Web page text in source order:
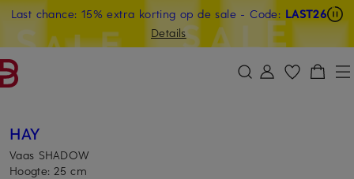
GA NAAR ZOEKEN
Last chance: 15% extra korting op de sale - Code: LAST26
Details
HAY
Vaas SHADOW
Hoogte: 25 cm